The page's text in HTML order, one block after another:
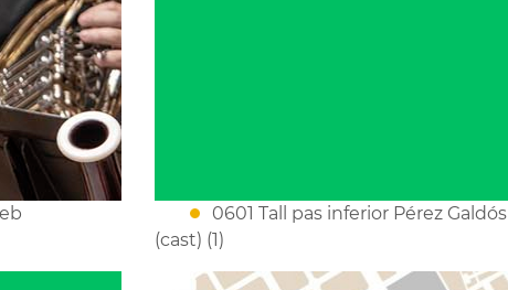
0601 Tall pas inferior Pérez Galdós
(cast) (1)